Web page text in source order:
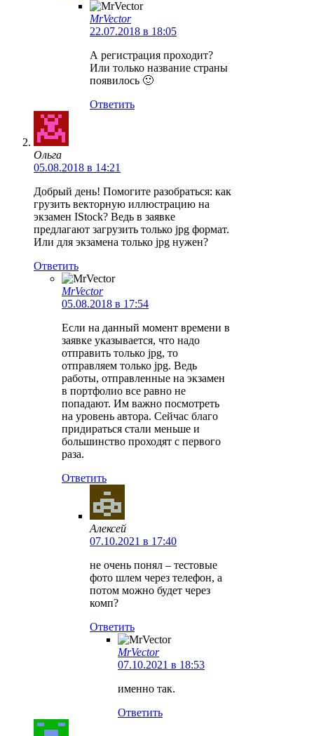
MrVector
22.07.2018 в 18:05
А регистрация проходит?
Или только название страны
появилось 🙂
Ответить
Ольга
05.08.2018 в 14:21
Добрый день! Помогите разобраться: как
грузить векторную иллюстрацию на
экзамен IStock? Ведь в заявке
предлагают загрузить только jpg формат.
Или для экзамена только jpg нужен?
Ответить
MrVector
05.08.2018 в 17:54
Если на данный момент времени в
заявке указывается, что надо
отправить только jpg, то
отправляем только jpg. Ведь
работы, отправленные на экзамен
в портфолио все равно не
попадают. Им важно посмотреть
на уровень автора. Сейчас благо
придираться стали меньше и
большинство проходят с первого
раза.
Ответить
Алексей
07.10.2021 в 17:40
не очень понял – тестовые
фото шлем через телефон, а
потом можно будет через
комп?
Ответить
MrVector
07.10.2021 в 18:53
именно так.
Ответить